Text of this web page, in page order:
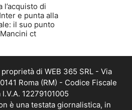
l’acquisto di
e punta alla
il suo punto
ct
di WEB 365 SRL - Via
Roma (RM) - Codice Fiscale
12279101005
è una testata giornalistica, in